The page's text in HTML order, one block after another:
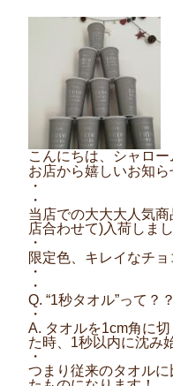
こんにちは、シャロー
お店から嬉しいお知ら
・
・
当店での大大大人気商
店合わせて)入荷しまし
・
限定色、キレイなチ
・
・
Q. “1秒タオル”って？？
・
A. タオルを1cm角に
た時、1秒以内に沈み
・
つまり従来のタオル